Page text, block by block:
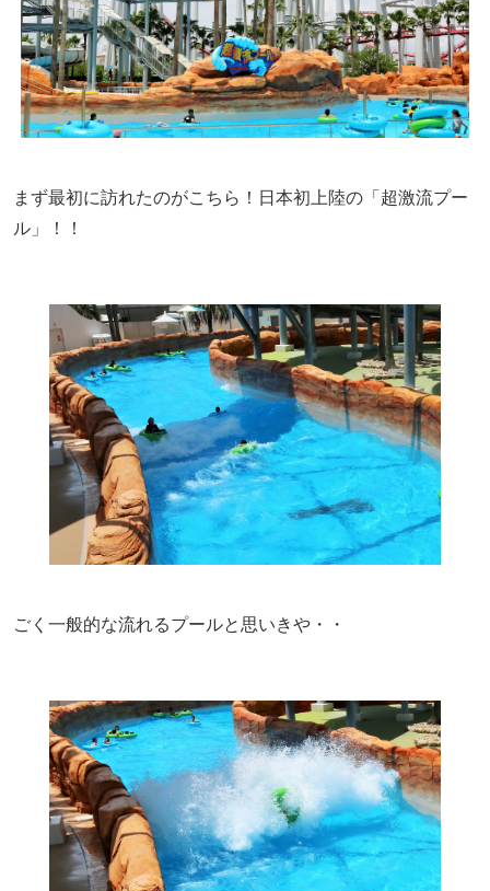
まず最初に訪れたのがこちら！日本初上陸の「超激流プー
ル」！！
ごく一般的な流れるプールと思いきや・・